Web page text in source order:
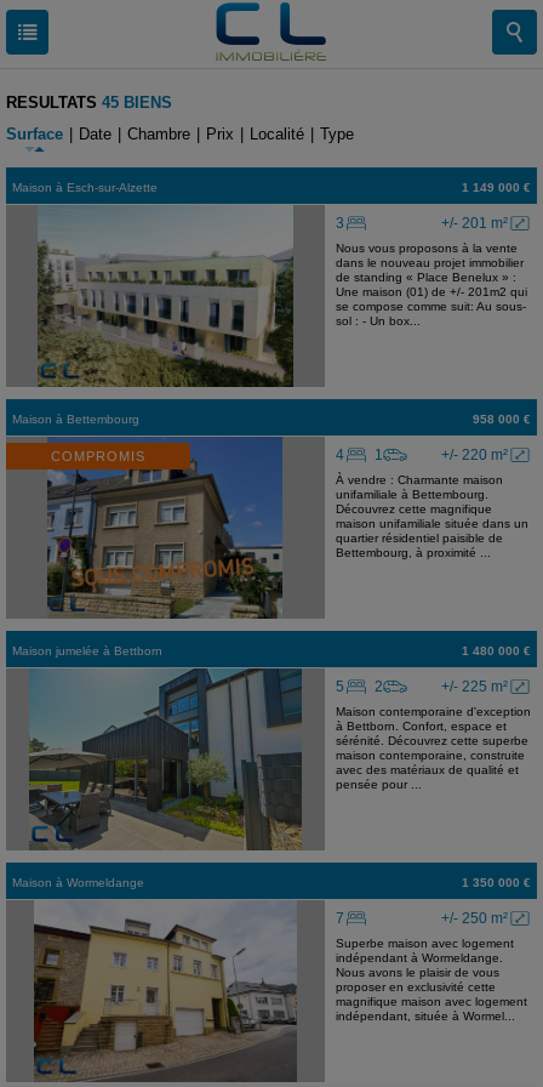
RESULTATS 45 BIENS
Surface
Date Chambre Prix Localité Type
Maison à Esch-sur-Alzette 1 149 000 €
+/- 201 m²
3
Nous vous proposons à la vente
dans le nouveau projet immobilier
de standing « Place Benelux » :
Une maison (01) de +/- 201m2 qui
se compose comme suit: Au sous-
sol : - Un box...
Maison à Bettembourg 958 000 €
COMPROMIS +/- 220 m²
4 1
À vendre : Charmante maison
unifamiliale à Bettembourg.
Découvrez cette magnifique
maison unifamiliale située dans un
quartier résidentiel paisible de
Bettembourg, à proximité ...
Maison jumelée à Bettborn 1 480 000 €
+/- 225 m²
5 2
Maison contemporaine d'exception
à Bettborn. Confort, espace et
sérénité. Découvrez cette superbe
maison contemporaine, construite
avec des matériaux de qualité et
pensée pour ...
Maison à Wormeldange 1 350 000 €
+/- 250 m²
7
Superbe maison avec logement
indépendant à Wormeldange.
Nous avons le plaisir de vous
proposer en exclusivité cette
magnifique maison avec logement
indépendant, située à Wormel...